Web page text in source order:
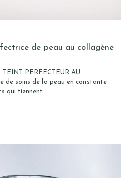
de peau au collagène
TEINT PERFECTEUR AU
de soins de la peau en constante
qui tiennent...